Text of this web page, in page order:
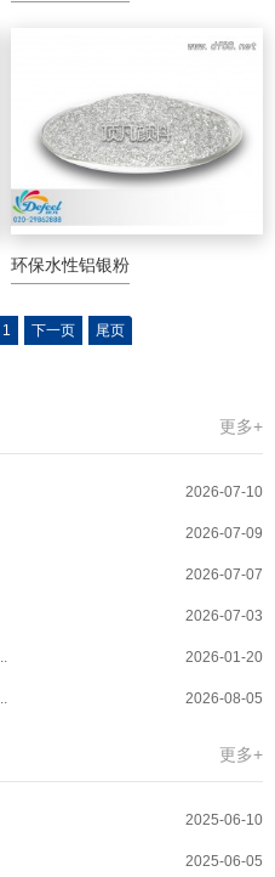
环保水性铝银粉
1 下一页 尾页
更多+
2026-07-10
2026-07-09
2026-07-07
2026-07-03
2026-01-20
2026-08-05
2026-07-20
2026-07-17
更多+
2026-06-11
2025-07-11
2025-06-20
2025-06-10
2025-06-05